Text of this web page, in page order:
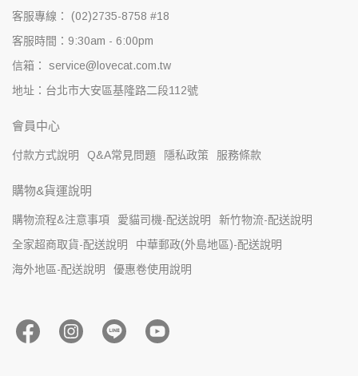
客服專線： (02)2735-8758 #18
客服時間：9:30am - 6:00pm
信箱： service@lovecat.com.tw
地址：台北市大安區基隆路二段112號
會員中心
付款方式說明 Q&A常見問題 隱私政策 服務條款
購物&貨運說明
購物流程&注意事項 愛貓司機-配送說明
新竹物流-配送說明
全家超商取貨-配送說明
中華郵政(外島地區)-配送說明
海外地區-配送說明
優惠卷使用說明